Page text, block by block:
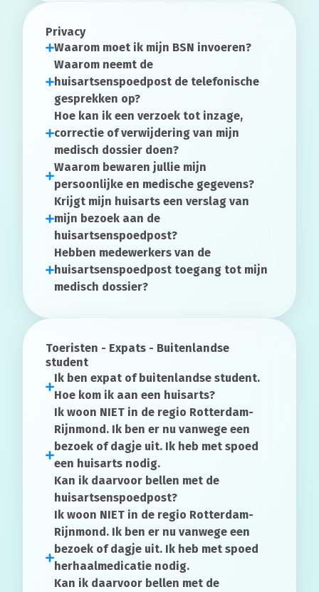
Privacy
Waarom moet ik mijn BSN invoeren?
Waarom neemt de
huisartsenspoedpost de telefonische
gesprekken op?
Hoe kan ik een verzoek tot inzage,
correctie of verwijdering van mijn
medisch dossier doen?
Waarom bewaren jullie mijn
persoonlijke en medische gegevens?
Krijgt mijn huisarts een verslag van
mijn bezoek aan de
huisartsenspoedpost?
Hebben medewerkers van de
huisartsenspoedpost toegang tot mijn
medisch dossier?
Toeristen - Expats - Buitenlandse
student
Ik ben expat of buitenlandse student.
Hoe kom ik aan een huisarts?
Ik woon NIET in de regio Rotterdam-
Rijnmond. Ik ben er nu vanwege een
bezoek of dagje uit. Ik heb met spoed
een huisarts nodig.
Kan ik daarvoor bellen met de
huisartsenspoedpost?
Ik woon NIET in de regio Rotterdam-
Rijnmond. Ik ben er nu vanwege een
bezoek of dagje uit. Ik heb met spoed
herhaalmedicatie nodig.
Kan ik daarvoor bellen met de